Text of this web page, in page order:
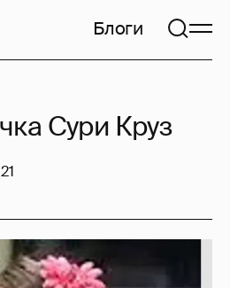
Блоги
Сури Круз
21